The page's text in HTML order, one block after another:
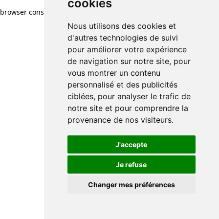
cookies
Nous utilisons des cookies et
d'autres technologies de suivi
pour améliorer votre expérience
de navigation sur notre site, pour
vous montrer un contenu
personnalisé et des publicités
ciblées, pour analyser le trafic de
notre site et pour comprendre la
provenance de nos visiteurs.
J'accepte
Je refuse
Changer mes préférences
cookies
Nous utilisons des cookies et
d'autres technologies de suivi
pour améliorer votre expérience
de navigation sur notre site, pour
vous montrer un contenu
personnalisé et des publicités
ciblées, pour analyser le trafic de
notre site et pour comprendre la
provenance de nos visiteurs.
J'accepte
Je refuse
Changer mes préférences
browser console for more information)